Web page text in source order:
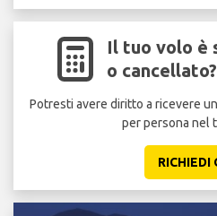
Il tuo volo è
o cancellato?
Potresti avere diritto a ricevere
per persona nel
RICHIEDI